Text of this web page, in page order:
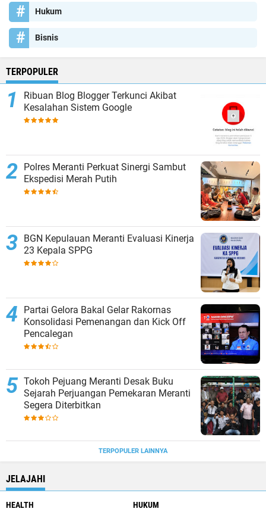
Hukum
Bisnis
TERPOPULER
Ribuan Blog Blogger Terkunci Akibat
Kesalahan Sistem Google
Polres Meranti Perkuat Sinergi Sambut
Ekspedisi Merah Putih
BGN Kepulauan Meranti Evaluasi Kinerja
23 Kepala SPPG
Partai Gelora Bakal Gelar Rakornas
Konsolidasi Pemenangan dan Kick Off
Pencalegan
Tokoh Pejuang Meranti Desak Buku
Sejarah Perjuangan Pemekaran Meranti
Segera Diterbitkan
TERPOPULER LAINNYA
JELAJAHI
HEALTH HUKUM